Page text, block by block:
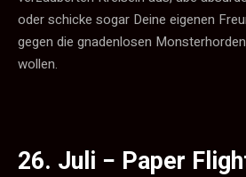
oder schicke sogar Deine eigenen
gegen die gnadenlosen
wollen.
26. Juli − Paper